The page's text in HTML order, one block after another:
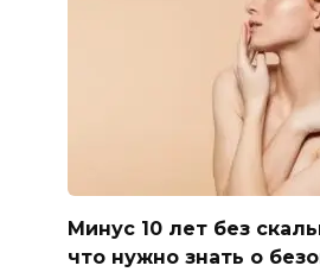
Минус 10 лет без
что нужно знать о